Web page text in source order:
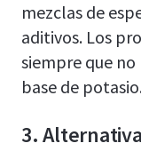
mezclas de
aditivos. Los
siempre que
base de
3.